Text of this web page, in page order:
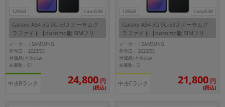
128GB nanoSIM
Galaxy A54 5G SC-53D オーサムグ
ラファイト【docomo版 SIMフリ
ー】
メーカー：SAMSUNG
発売日： 2023/05
付属品: 本体のみ
在庫数：61
中古Bランク 24,800 円
(税込)
128GB nanoSIM
Galaxy A54 5G SC-53D オーサムグ
ラファイト【docomo版 SIMフリ
ー】
メーカー：SAMSUNG
発売日： 2023/05
付属品: 本体のみ
在庫数：5
中古Cランク 21,800 円
(税込)